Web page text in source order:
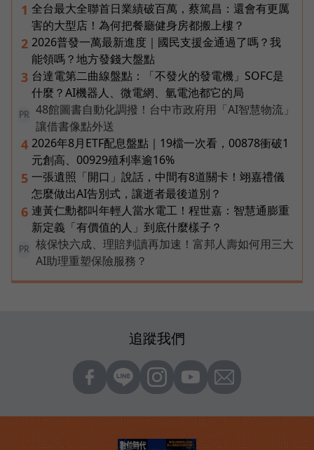
1 全台最大全聯首日業績破百萬，蔡篤昌：還會有更厲
害的大型店！為何把餐廳健身房都搬上樓？
2 2026普發一萬最新進度｜國民支援金通過了嗎？我
能領嗎？地方發錢大盤點
3 台達電第二曲線盤點：「不發火的發電機」SOFC是
什麼？AI機器人、微電網、氫電池都它的局
PR
48館圖書自動化調撥！台中市政府用「AI智慧物流」
讓借書像點外送
4 2026年8月ETF配息盤點｜19檔一次看，00878衝破1
元創高、00929殖利率逾16%
5 一張遺照「開口」說話，中間有8道關卡！翊嘉禮儀
怎麼做出AI告別式，讓逝者最後道別？
6 連黃仁勳都叫年輕人當水電工！程世嘉：智慧通膨重
新定義「有價值的人」到底什麼樣子？
PR
核保快六成、理賠判讀再加速！富邦人壽如何用三大
AI助理重塑保險服務？
追蹤我們